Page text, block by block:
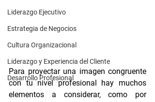
Liderazgo Ejecutivo
Estrategia de Negocios
Cultura Organizacional
Liderazgo y Experiencia del Cliente
Desarrollo Profesional
Para proyectar una imagen congruente
con tu nivel profesional hay muchos
elementos a considerar, como por